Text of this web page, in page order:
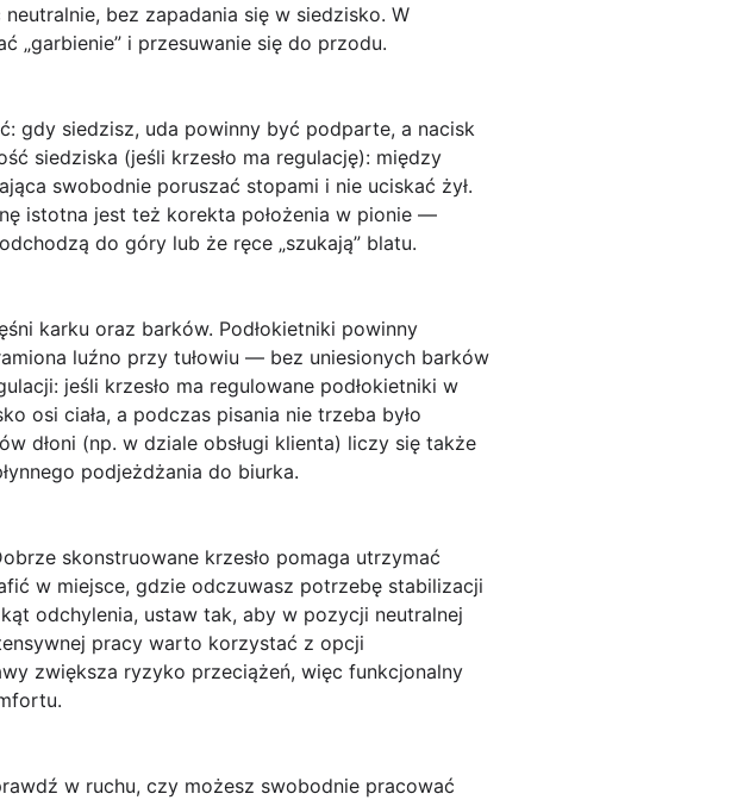
bez zapadania się w siedzisko. W
„garbienie” i przesuwanie się do przodu.
gdy siedzisz, uda powinny być podparte, a nacisk
siedziska (jeśli krzesło ma regulację): między
swobodnie poruszać stopami i nie uciskać żył.
istotna jest też korekta położenia w pionie —
do góry lub że ręce „szukają” blatu.
karku oraz barków. Podłokietniki powinny
luźno przy tułowiu — bez uniesionych barków
jeśli krzesło ma regulowane podłokietniki w
osi ciała, a podczas pisania nie trzeba było
dłoni (np. w dziale obsługi klienta) liczy się także
podjeżdżania do biurka.
skonstruowane krzesło pomaga utrzymać
w miejsce, gdzie odczuwasz potrzebę stabilizacji
odchylenia, ustaw tak, aby w pozycji neutralnej
pracy warto korzystać z opcji
zwiększa ryzyko przeciążeń, więc funkcjonalny
w ruchu, czy możesz swobodnie pracować